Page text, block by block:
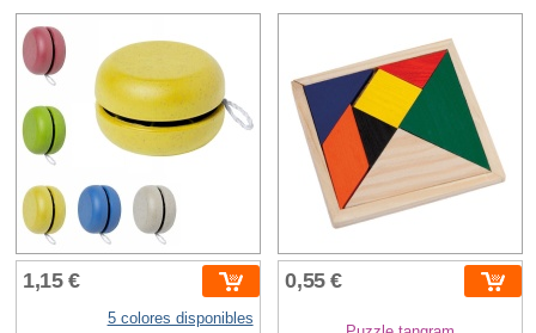
1,15 €
5 colores disponibles
0,55 €